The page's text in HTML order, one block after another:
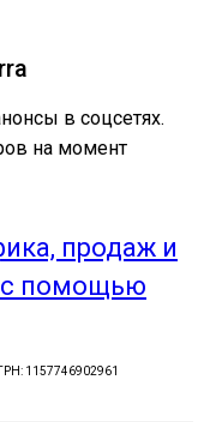
в соцсетях.
на момент
продаж и
с помощью
1157746902961